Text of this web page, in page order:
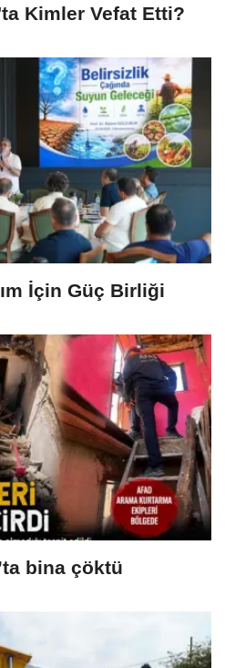
Kimler Vefat Etti?
İçin Güç Birliği
bina çöktü